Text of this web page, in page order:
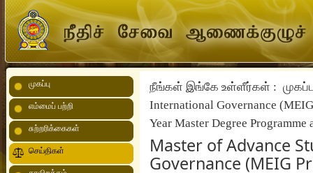
நீங்கள் இங்கே உள்ளீர்கள் :
International Governance
Year Master Degree
Master of Advance
Governance (MEIG
முகப்பு
எம்மைப் பற்றி
சுற்றரிக்கைகள்
செய்திகள்